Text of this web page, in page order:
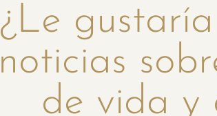
¿Le
noticias
de vida y